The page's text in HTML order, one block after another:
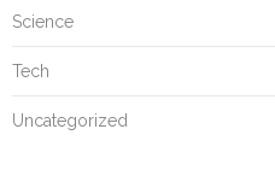
Science
Tech
Uncategorized